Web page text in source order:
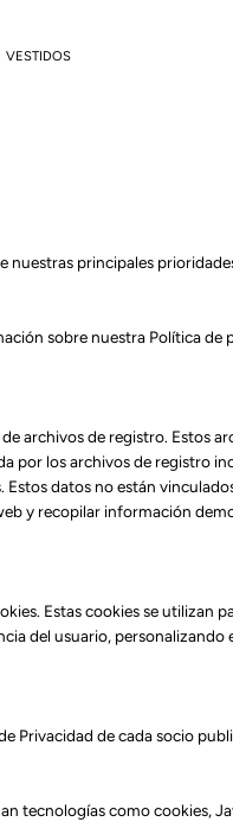
VESTIDOS
nuestras principales
sobre nuestra Política de
archivos de registro. Estos
por los archivos de registro
Estos datos no están
y recopilar información
Estas cookies se utilizan
del usuario,
Privacidad de cada socio
tecnologías como cookies,